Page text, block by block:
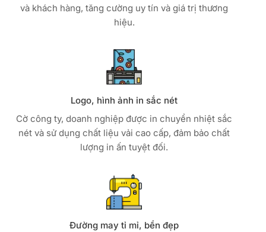
và khách hàng, tăng cường uy tín và giá trị thương
hiệu.
Logo, hình ảnh in sắc nét
Cờ công ty, doanh nghiệp được in chuyển nhiệt sắc
nét và sử dụng chất liệu vải cao cấp, đảm bảo chất
lượng in ấn tuyệt đối.
Đường may tỉ mỉ, bền đẹp